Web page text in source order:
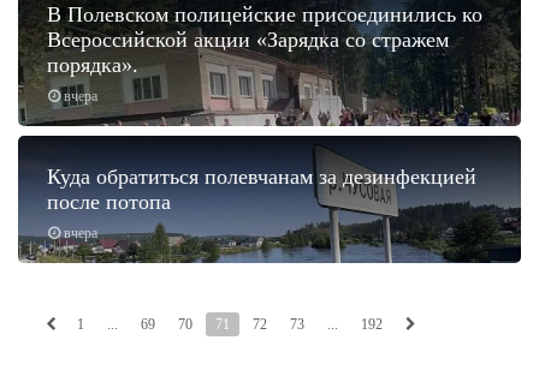
вчера
В Полевском полицейские присоединились ко
Всероссийской акции «Зарядка со стражем
порядка».
вчера
Куда обратиться полевчанам за дезинфекцией
после потопа
1 69 70 71 72 73 192